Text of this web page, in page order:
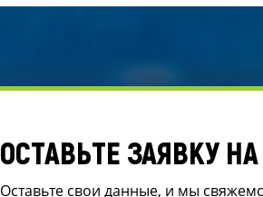
ОСТАВЬТЕ ЗАЯВКУ
Оставьте свои данные, и мы